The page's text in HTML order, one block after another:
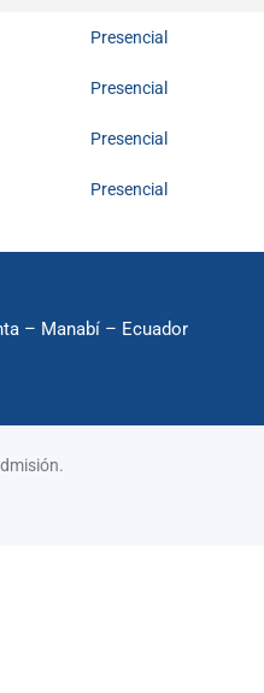
Presencial
Presencial
Presencial
Presencial
– Manabí – Ecuador